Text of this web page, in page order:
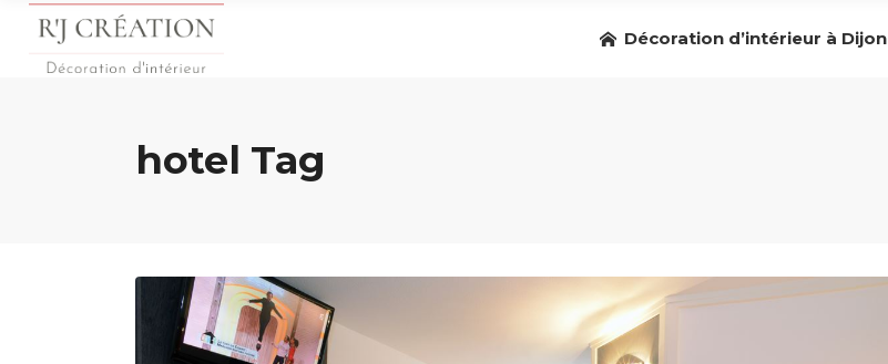
Décoration d’intérieur à Dijon
hotel Tag